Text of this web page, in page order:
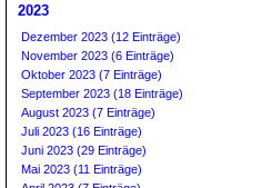
2023
Dezember 2023 (12 Einträge)
November 2023 (6 Einträge)
Oktober 2023 (7 Einträge)
September 2023 (18 Einträge)
August 2023 (7 Einträge)
Juli 2023 (16 Einträge)
Juni 2023 (29 Einträge)
Mai 2023 (11 Einträge)